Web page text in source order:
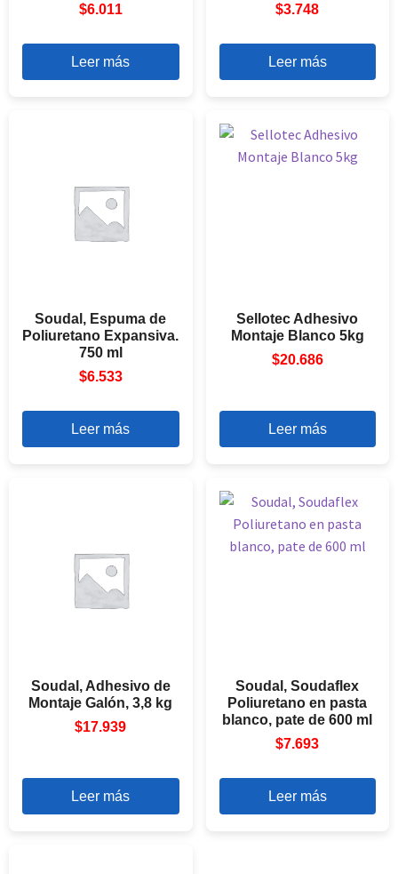
$6.011
Leer más
$3.748
Leer más
Soudal, Espuma de
Poliuretano Expansiva.
750 ml
$6.533
Leer más
Sellotec Adhesivo
Montaje Blanco 5kg
$20.686
Leer más
Soudal, Adhesivo de
Montaje Galón, 3,8 kg
$17.939
Leer más
Soudal, Soudaflex
Poliuretano en pasta
blanco, pate de 600 ml
$7.693
Leer más